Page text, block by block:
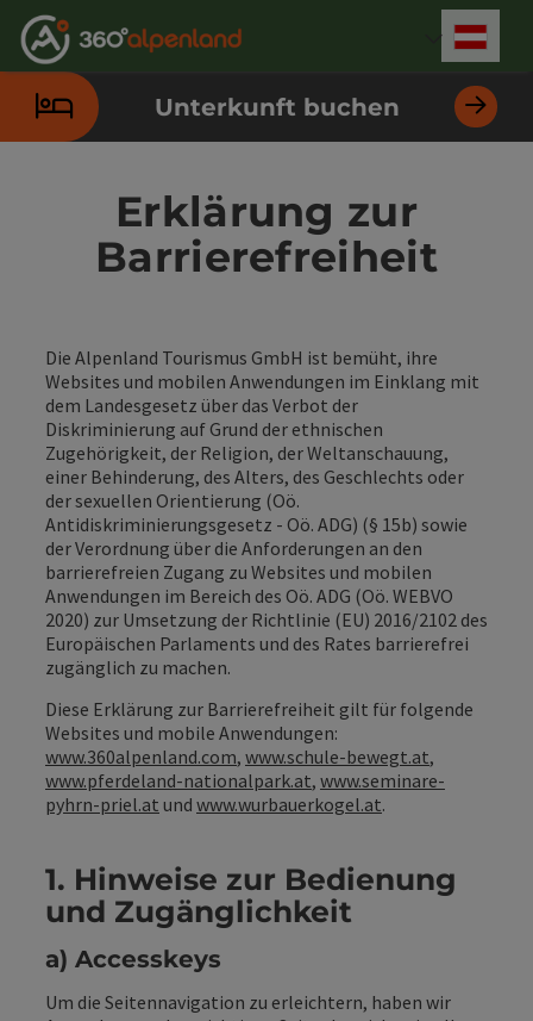
Zum Inhalt
Zur Navigation
Zum Seitenanfang
Zur Kontaktseite
Zur Suche
Zum Impressum
Zu den Hinweisen zur Bedienung der Website
Zur Startseite
Unterkunft buchen
Erklärung zur
Barrierefreiheit
Die Alpenland Tourismus GmbH ist bemüht, ihre
Websites und mobilen Anwendungen im Einklang mit
dem Landesgesetz über das Verbot der
Diskriminierung auf Grund der ethnischen
Zugehörigkeit, der Religion, der Weltanschauung,
einer Behinderung, des Alters, des Geschlechts oder
der sexuellen Orientierung (Oö.
Antidiskriminierungsgesetz - Oö. ADG) (§ 15b) sowie
der Verordnung über die Anforderungen an den
barrierefreien Zugang zu Websites und mobilen
Anwendungen im Bereich des Oö. ADG (Oö. WEBVO
2020) zur Umsetzung der Richtlinie (EU) 2016/2102 des
Europäischen Parlaments und des Rates barrierefrei
zugänglich zu machen.
Diese Erklärung zur Barrierefreiheit gilt für folgende
Websites und mobile Anwendungen:
www.360alpenland.com, www.schule-bewegt.at,
www.pferdeland-nationalpark.at, www.seminare-
pyhrn-priel.at und www.wurbauerkogel.at.
1. Hinweise zur Bedienung
und Zugänglichkeit
a) Accesskeys
Um die Seitennavigation zu erleichtern, haben wir